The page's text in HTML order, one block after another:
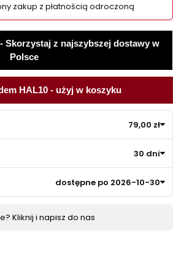
zakup z płatnością odroczoną
Skorzystaj z najszybszej dostawy w
Polsce
HAL10 - użyj w koszyku
79,00 zł
30 dni
dostępne po 2026-10-30
Kliknij i napisz do nas